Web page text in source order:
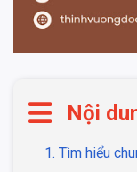
Nội
1. Tìm hiểu